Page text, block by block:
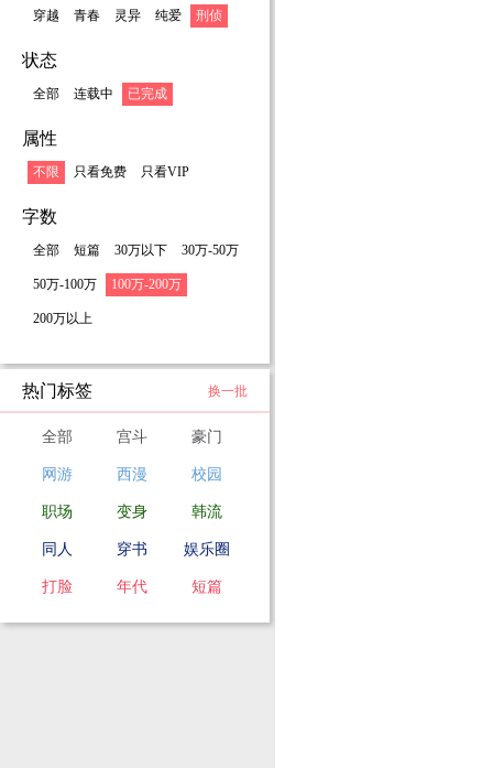
穿越 青春 灵异 纯爱 刑侦
状态
全部 连载中 已完成
属性
不限 只看免费 只看VIP
字数
全部 短篇 30万以下 30万-50万
50万-100万 100万-200万
200万以上
热门标签 换一批
全部 宫斗 豪门
网游 西漫 校园
职场 变身 韩流
同人 穿书 娱乐圈
打脸 年代 短篇